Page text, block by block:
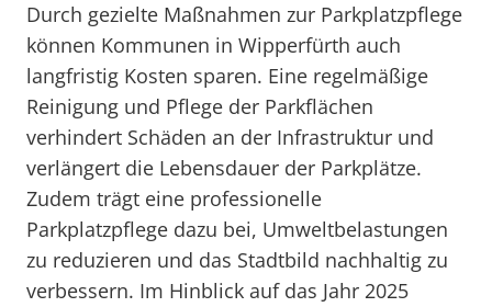
Durch gezielte Maßnahmen zur Parkplatzpflege
können Kommunen in Wipperfürth auch
langfristig Kosten sparen. Eine regelmäßige
Reinigung und Pflege der Parkflächen
verhindert Schäden an der Infrastruktur und
verlängert die Lebensdauer der Parkplätze.
Zudem trägt eine professionelle
Parkplatzpflege dazu bei, Umweltbelastungen
zu reduzieren und das Stadtbild nachhaltig zu
verbessern. Im Hinblick auf das Jahr 2025